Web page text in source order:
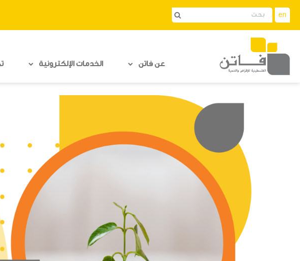
en
عن فاتن الخدمات الإلكترونية